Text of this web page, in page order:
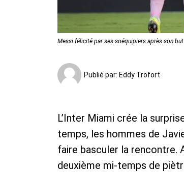
Messi félicité par ses soéquipiers après son
Publié par: Eddy Trofort
L’Inter Miami crée la
temps, les hommes de
faire basculer la rencontre.
deuxième mi-temps de